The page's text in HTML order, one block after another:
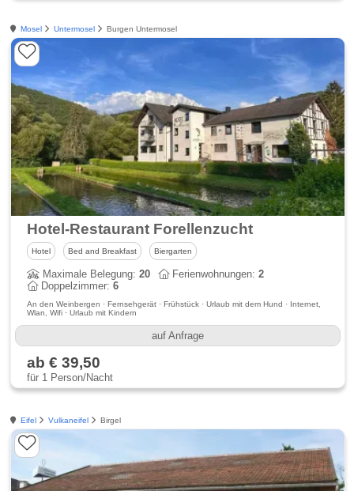
Mosel Untermosel Burgen Untermosel
Hotel-Restaurant Forellenzucht
Hotel Bed and Breakfast Biergarten
Maximale Belegung:20 Ferienwohnungen:2
Doppelzimmer:6
An den Weinbergen · Fernsehgerät · Frühstück · Urlaub mit dem Hund · Internet,
Wlan, Wifi · Urlaub mit Kindern
auf Anfrage
ab € 39,50
für 1 Person/Nacht
Eifel Vulkaneifel Birgel